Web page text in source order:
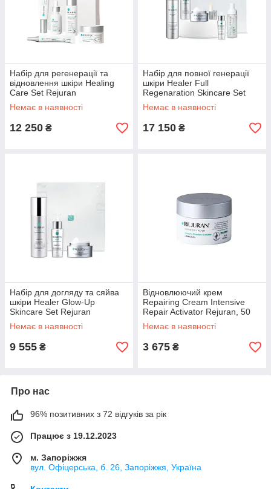
Набір для регенерації та
відновлення шкіри Healing
Care Set Rejuran
Немає в наявності
12 250 ₴
Набір для повної генерації
шкіри Healer Full
Regenaration Skincare Set
Rejuran
Немає в наявності
17 150 ₴
Набір для догляду та сяйва
шкіри Healer Glow-Up
Skincare Set Rejuran
Немає в наявності
9 555 ₴
Відновлюючий крем
Repairing Cream Intensive
Repair Activator Rejuran, 50
мл
Немає в наявності
3 675 ₴
Про нас
96% позитивних з 72 відгуків за рік
Працює з 19.12.2023
м. Запоріжжя
вул. Офіцерська, б. 26, Запоріжжя, Україна